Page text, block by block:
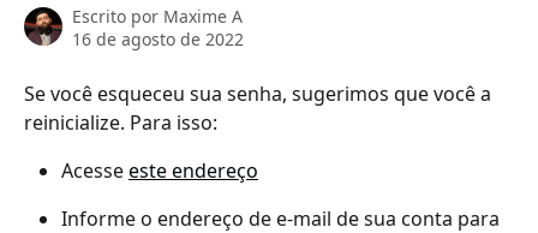
Escrito por Maxime A
16 de agosto de 2022
Se você esqueceu sua senha, sugerimos que você a
reinicialize. Para isso:
Acesse este endereço
Informe o endereço de e-mail de sua conta para